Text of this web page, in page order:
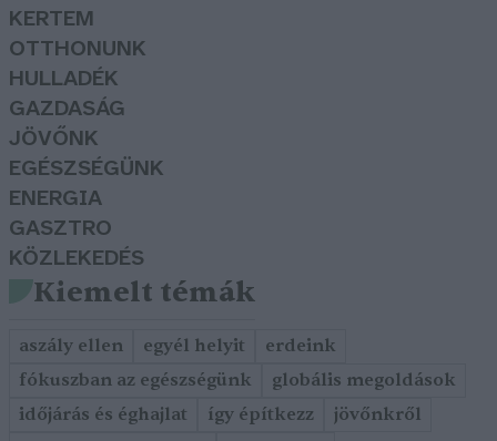
KERTEM
OTTHONUNK
HULLADÉK
GAZDASÁG
JÖVŐNK
EGÉSZSÉGÜNK
ENERGIA
GASZTRO
KÖZLEKEDÉS
Kiemelt témák
aszály ellen egyél helyit
erdeink
fókuszban az egészségünk
globális megoldások
időjárás és éghajlat
így építkezz
jövőnkről